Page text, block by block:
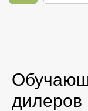
дилеров